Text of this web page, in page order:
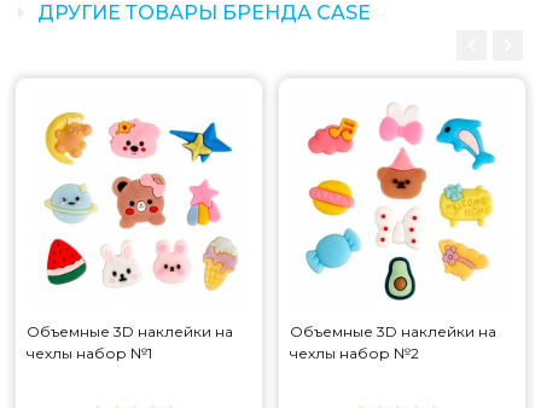
ДРУГИЕ ТОВАРЫ БРЕНДА CASE
Объемные 3D наклейки на
чехлы набор №1
Объемные 3D наклейки на
чехлы набор №2